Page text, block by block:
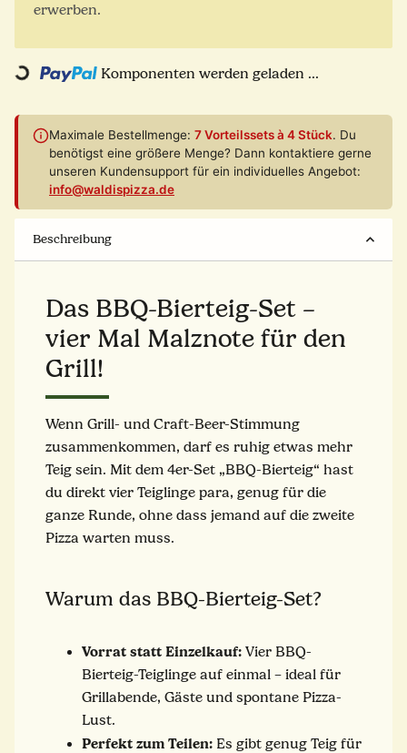
erwerben.
Loading... Komponenten werden geladen ...
Maximale Bestellmenge: 7 Vorteilssets à 4 Stück. Du
benötigst eine größere Menge? Dann kontaktiere gerne
unseren Kundensupport für ein individuelles Angebot:
info@waldispizza.de
Beschreibung
Das BBQ-Bierteig-Set –
vier Mal Malznote für den
Grill!
Wenn Grill- und Craft-Beer-Stimmung
zusammenkommen, darf es ruhig etwas mehr
Teig sein. Mit dem 4er-Set „BBQ-Bierteig“ hast
du direkt vier Teiglinge para, genug für die
ganze Runde, ohne dass jemand auf die zweite
Pizza warten muss.
Warum das BBQ-Bierteig-Set?
Vorrat statt Einzelkauf: Vier BBQ-
Bierteig-Teiglinge auf einmal – ideal für
Grillabende, Gäste und spontane Pizza-
Lust.
Perfekt zum Teilen: Es gibt genug Teig für